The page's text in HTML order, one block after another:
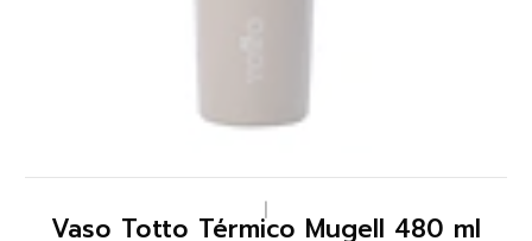
Vaso Totto Térmico Mugell 480 ml